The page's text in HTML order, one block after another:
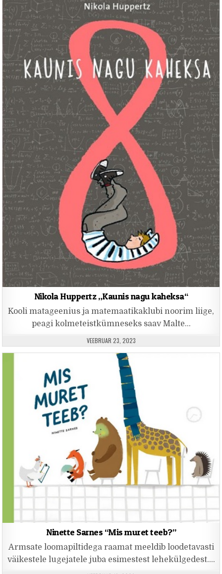
Nikola Huppertz „Kaunis nagu kaheksa“
Kooli matageenius ja matemaatikaklubi noorim liige,
peagi kolmeteistkümneseks saav Malte…
PUBLISHED DATE:
VEEBRUAR 23, 2023
Ninette Sarnes “Mis muret teeb?”
Armsate loomapiltidega raamat meeldib loodetavasti
väikestele lugejatele juba esimestest lehekülgedest….